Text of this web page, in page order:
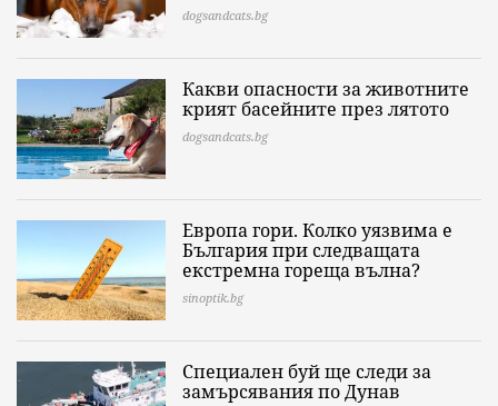
dogsandcats.bg
Какви опасности за животните
крият басейните през лятото
dogsandcats.bg
Европа гори. Колко уязвима е
България при следващата
екстремна гореща вълна?
sinoptik.bg
Специален буй ще следи за
замърсявания по Дунав